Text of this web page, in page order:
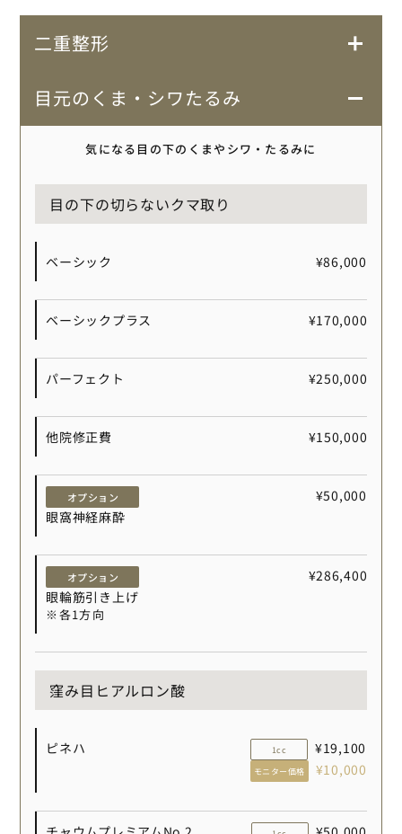
二重整形
目元のくま・シワたるみ
気になる目の下のくまやシワ・たるみに
目の下の切らないクマ取り
ベーシック ¥86,000
ベーシックプラス ¥170,000
パーフェクト ¥250,000
他院修正費 ¥150,000
オプション
眼窩神経麻酔
¥50,000
オプション
眼輪筋引き上げ
※各1方向
¥286,400
窪み目ヒアルロン酸
ピネハ 1cc ¥19,100
モニター価格 ¥10,000